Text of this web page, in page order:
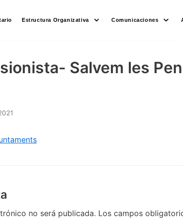
Estructura Organizativa Comunicaciones
Salvem les
no será publicada. Los campos